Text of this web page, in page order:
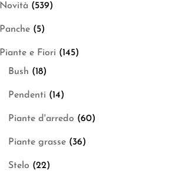
Novità (539)
Panche (5)
Piante e Fiori (145)
Bush (18)
Pendenti (14)
Piante d'arredo (60)
Piante grasse (36)
Stelo (22)